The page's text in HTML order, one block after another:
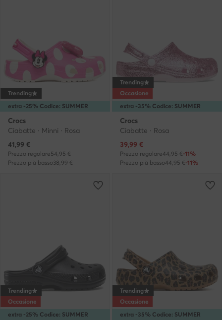
extra -25% Codice: SUMMER
Trending
Crocs
Ciabatte · Minni · Rosa
Prezzo attuale
41,99 €
Prezzo regolare54,95 €
Prezzo più basso38,99 €
extra -35% Codice: SUMMER
Trending
Occasione
Crocs
Ciabatte · Rosa
Prezzo attuale
39,99 €
Prezzo regolare44,95 €-11%
Prezzo più basso44,95 €-11%
extra -25% Codice: SUMMER
Trending
Occasione
extra -35% Codice: SUMMER
Trending
Occasione